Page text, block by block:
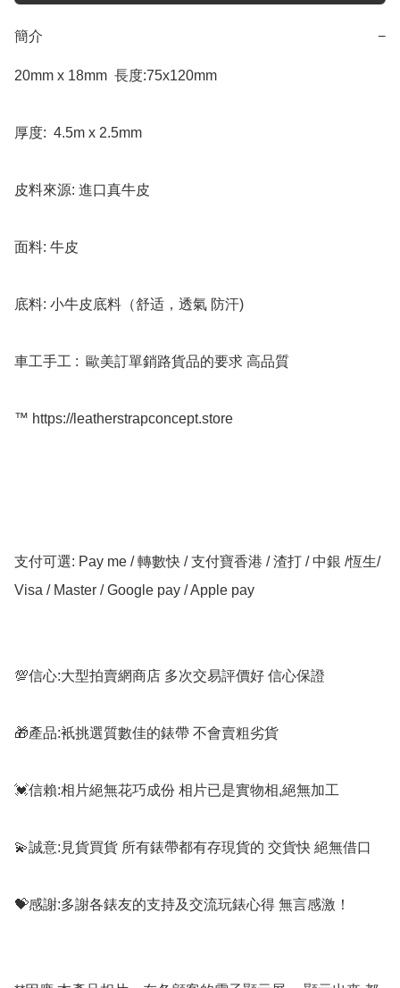
簡介 −
20mm x 18mm  長度:75x120mm
厚度:  4.5m x 2.5mm
皮料來源: 進口真牛皮
面料: 牛皮
底料: 小牛皮底料（舒适，透氣 防汗)
車工手工 :  歐美訂單銷路貨品的要求 高品質
™️ https://leatherstrapconcept.store
支付可選: Pay me / 轉數快 / 支付寶香港 / 渣打 / 中銀 /恆生/
Visa / Master / Google pay / Apple pay
💯信心:大型拍賣網商店 多次交易評價好 信心保證
🎁產品:衹挑選質數佳的錶帶 不會賣粗劣貨
💓信賴:相片絕無花巧成份 相片已是實物相,絕無加工
💫誠意:見貨買貨 所有錶帶都有存現貨的 交貨快 絕無借口
💝感謝:多謝各錶友的支持及交流玩錶心得 無言感激！